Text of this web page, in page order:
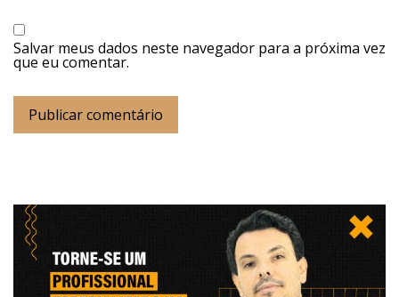
Salvar meus dados neste navegador para a próxima vez
que eu comentar.